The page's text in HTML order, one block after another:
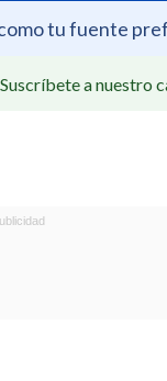
tu fuente
Suscríbete a nuestro